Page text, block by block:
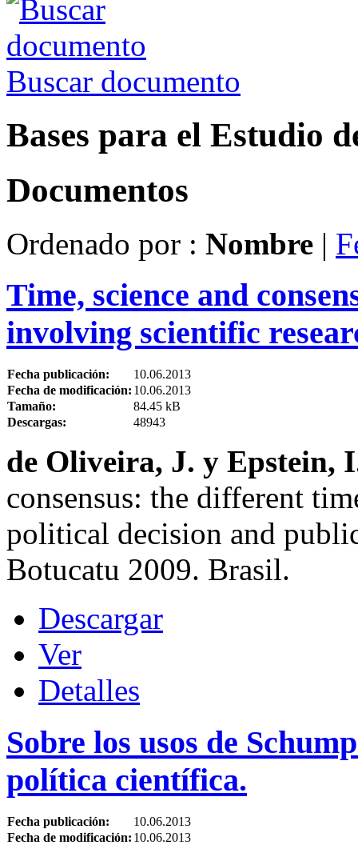
Buscar documento
Bases para el Estudio
Documentos
Ordenado por : Nombre |
Time, science and
involving scientific
Fecha publicación:
10.06.2013
Fecha de modificación: 10.06.2013
Tamaño:
84.45 kB
Descargas:
48943
de Oliveira, J. y Epstein,
consensus: the different
political decision and
Botucatu 2009. Brasil.
Descargar
Ver
Detalles
Sobre los usos de
política científica.
Fecha publicación:
10.06.2013
Fecha de modificación: 10.06.2013